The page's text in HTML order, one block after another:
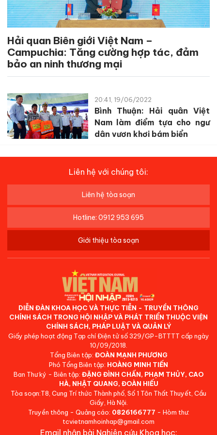
Hải quan Biên giới Việt Nam –
Campuchia: Tăng cường hợp tác, đảm
bảo an ninh thương mại
20:41, 19/06/2022
Bình Thuận: Hải quân Việt
Nam làm điểm tựa cho ngư
dân vươn khơi bám biển
Liên hệ với chúng tôi:
Liên hệ tòa soạn
Hotline: 0912 953 695
Giới thiệu tòa soạn
DIỄN ĐÀN KHOA HỌC VÀ THỰC TIỄN - TRUYỀN THÔNG
CHÍNH SÁCH TRONG HỘI NHẬP VÀ PHÁT TRIỂN THUỘC VIỆN
CHÍNH SÁCH, PHÁP LUẬT VÀ QUẢN LÝ
Giấy phép hoạt động Tạp chí Điện tử số 329/GP-BTTTT cấp ngày
10/09/2018.
Tổng Biên tập: ĐOÀN MẠNH PHƯƠNG
Phó Tổng Biên tập: HOÀNG MINH TIẾN
Ban Thư ký - Biên tập: ĐẶNG ĐÌNH CHẤN, PHẠM THỦY, CAO
HÀ, NHẬT QUANG, ĐOÀN HIẾU
Tòa soạn:T8, Cung Trí thức Thành phố, Số 1 Tôn Thất Thuyết, Cầu
Giấy, Hà Nội.
Truyền thông - Quảng cáo: 0826166777 - Hòm thư:
tcvietnamhoinhap@gmail.com
Email nhận bài Nghiên cứu Khoa học: